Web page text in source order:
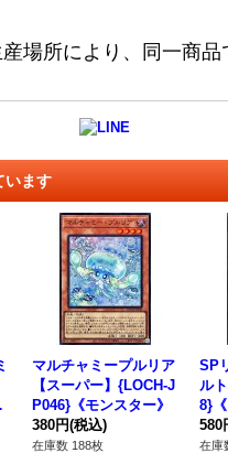
場所により、同一商
います
マルチャミープルリア
【スーパー】{LOCH-J
P046}《モンスター》
380円(税込)
在庫数 188枚
SP
ル
8}《
580
在庫